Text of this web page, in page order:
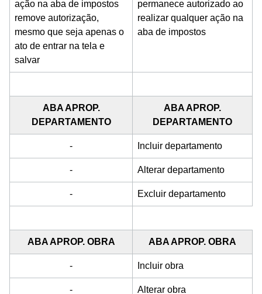
ação na aba de impostos
remove autorização,
mesmo que seja apenas o
ato de entrar na tela e
salvar
permanece autorizado ao
realizar qualquer ação na
aba de impostos
ABA APROP.
DEPARTAMENTO
ABA APROP.
DEPARTAMENTO
- Incluir departamento
- Alterar departamento
- Excluir departamento
ABA APROP. OBRA ABA APROP. OBRA
- Incluir obra
- Alterar obra